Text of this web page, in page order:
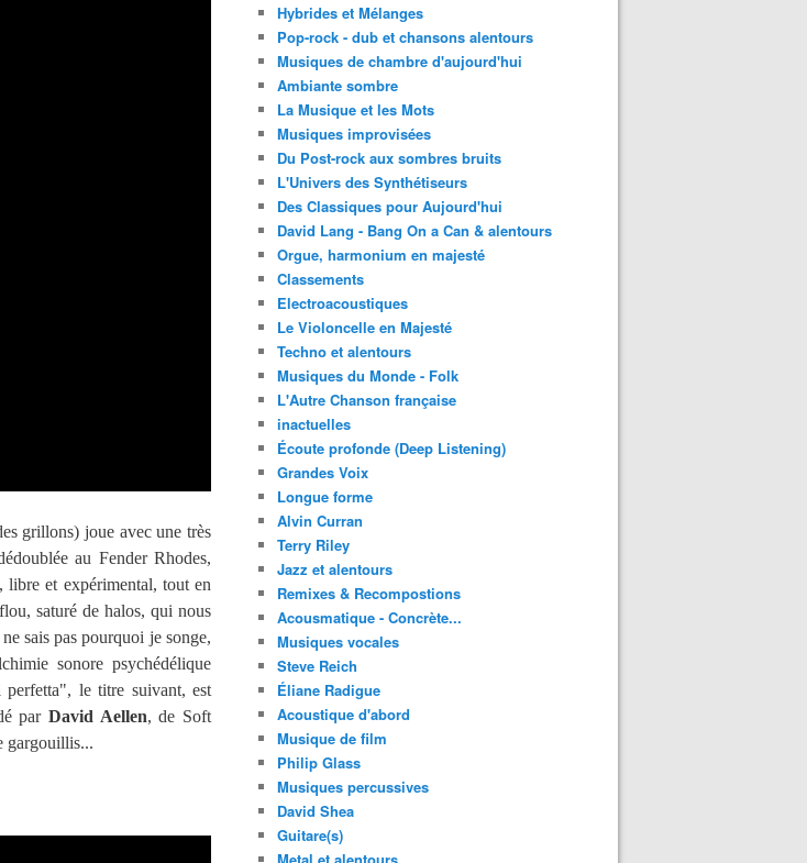
grillons) joue avec une très
au Fender Rhodes,
libre et expérimental, tout en
saturé de halos, qui nous
sais pas pourquoi je songe,
sonore psychédélique
le titre suivant, est
parDavid Aellen, de Soft
gargouillis...
Hybrides et Mélanges
Pop-rock - dub et chansons alentours
Musiques de chambre d'aujourd'hui
Ambiante sombre
La Musique et les Mots
Musiques improvisées
Du Post-rock aux sombres bruits
L'Univers des Synthétiseurs
Des Classiques pour Aujourd'hui
David Lang - Bang On a Can & alentours
Orgue, harmonium en majesté
Classements
Electroacoustiques
Le Violoncelle en Majesté
Techno et alentours
Musiques du Monde - Folk
L'Autre Chanson française
inactuelles
Écoute profonde (Deep Listening)
Grandes Voix
Longue forme
Alvin Curran
Terry Riley
Jazz et alentours
Remixes & Recompostions
Acousmatique - Concrète...
Musiques vocales
Steve Reich
Éliane Radigue
Acoustique d'abord
Musique de film
Philip Glass
Musiques percussives
David Shea
Guitare(s)